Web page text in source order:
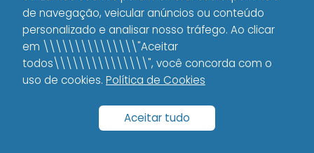
Clustering de Tópicosé uma técnica de
organização de informações que agrupa
conteúdos relacionados, facilitando a
específicos. Este método é amplamente
utilizado em SEO e marketing digital para
de navegação, veicular anúncios ou conteúdo
personalizado e analisar nosso tráfego. Ao clicar
em \\\\\\\\\\\\\\\"Aceitar
todos\\\\\\\\\\\\\\\", você concorda com o
uso de cookies. Política de Cookies
Aceitar tudo